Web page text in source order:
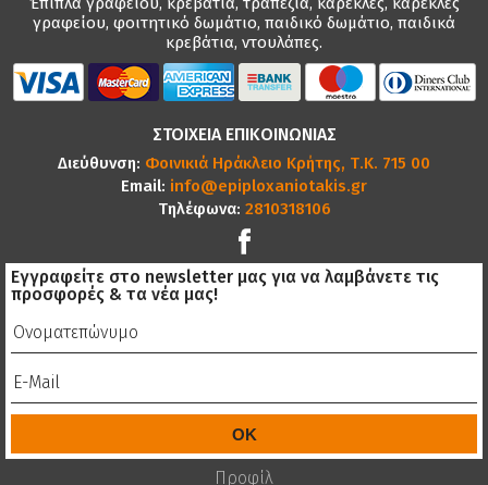
γραφείου, φοιτητικό δωμάτιο, παιδικό δωμάτιο, παιδικά
κρεβάτια, ντουλάπες.
ΣΤΟΙΧΕΙΑ ΕΠΙΚΟΙΝΩΝΙΑΣ
Διεύθυνση: Φοινικιά Ηράκλειο Κρήτης, Τ.Κ. 715 00
Email: info@epiploxaniotakis.gr
Τηλέφωνα: 2810318106
Εγγραφείτε στο newsletter μας για να λαμβάνετε τις
προσφορές & τα νέα μας!
Προφίλ